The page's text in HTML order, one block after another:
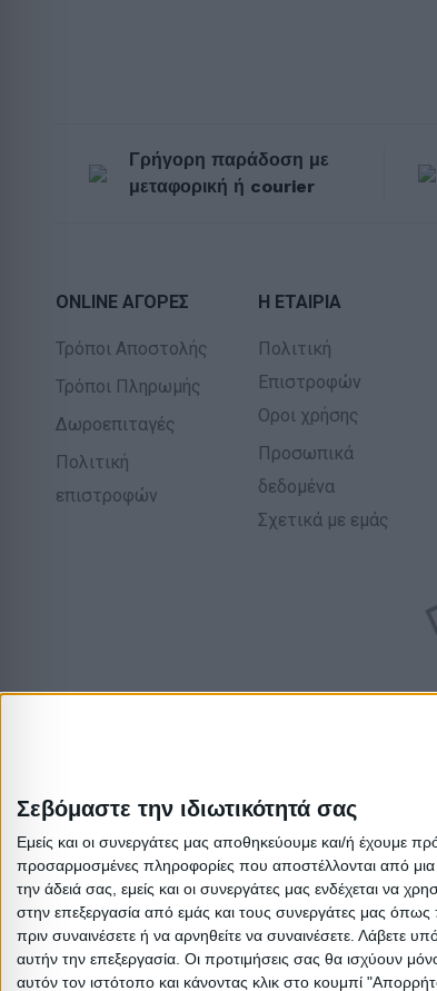
Σεβόμαστε την ιδιωτικότητά σας
Εμείς και οι συνεργάτες μας αποθηκεύουμε και/ή έχουμε
προσαρμοσμένες πληροφορίες που αποστέλλονται από μια
την άδειά σας, εμείς και οι συνεργάτες μας ενδέχεται να
στην επεξεργασία από εμάς και τους συνεργάτες μας όπως
πριν συναινέσετε ή να αρνηθείτε να συναινέσετε. Λάβετε
αυτήν την επεξεργασία. Οι προτιμήσεις σας θα ισχύουν
αυτόν τον ιστότοπο και κάνοντας κλικ στο κουμπί
Γρήγορη παράδοση με
μεταφορική ή courier
ONLINE ΑΓΟΡΕΣ
Τρόποι Αποστολής
Τρόποι Πληρωμής
Δωροεπιταγές
Πολιτική
επιστροφών
Η ΕΤΑΙΡΙΑ
Πολιτική
Επιστροφών
Οροι χρήσης
Προσωπικά
δεδομένα
Σχετικά με εμάς